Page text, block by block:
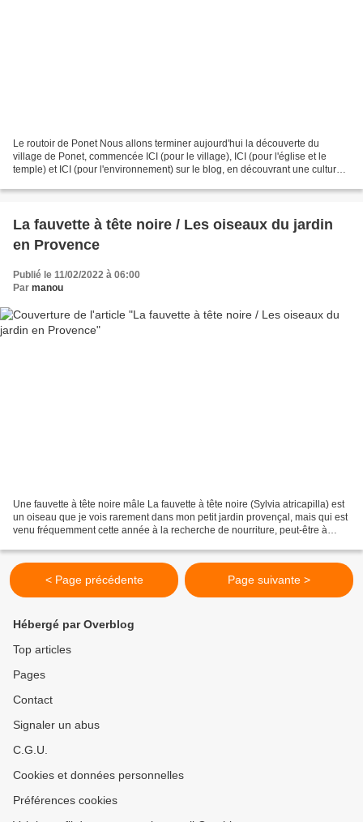
Le routoir de Ponet Nous allons terminer aujourd'hui la découverte du
village de Ponet, commencée ICI (pour le village), ICI (pour l'église et le
temple) et ICI (pour l'environnement) sur le blog, en découvrant une culture
La fauvette à tête noire / Les oiseaux du jardin
en Provence
Publié le 11/02/2022 à 06:00
Par manou
Une fauvette à tête noire mâle La fauvette à tête noire (Sylvia atricapilla) est
un oiseau que je vois rarement dans mon petit jardin provençal, mais qui est
venu fréquemment cette année à la recherche de nourriture, peut-être à
< Page précédente Page suivante >
Hébergé par Overblog
Top articles
Pages
Contact
Signaler un abus
C.G.U.
Cookies et données personnelles
Préférences cookies